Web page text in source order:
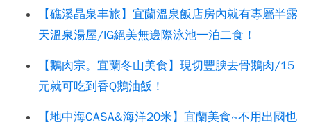
【礁溪晶泉丰旅】宜蘭溫泉飯店房內就有專屬半露
天溫泉湯屋/IG絕美無邊際泳池一泊二食！
【鵝肉宗。宜蘭冬山美食】現切豐腴去骨鵝肉/15
元就可吃到香Q鵝油飯！
【地中海CASA&海洋20米】宜蘭美食~不用出國也